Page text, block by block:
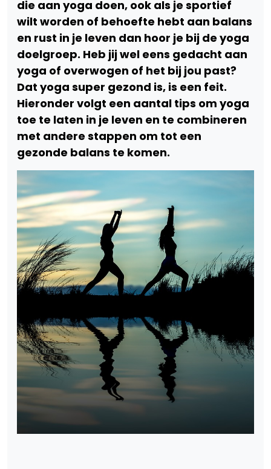
die aan yoga doen, ook als je sportief
wilt worden of behoefte hebt aan balans
en rust in je leven dan hoor je bij de yoga
doelgroep. Heb jij wel eens gedacht aan
yoga of overwogen of het bij jou past?
Dat yoga super gezond is, is een feit.
Hieronder volgt een aantal tips om yoga
toe te laten in je leven en te combineren
met andere stappen om tot een
gezonde balans te komen.